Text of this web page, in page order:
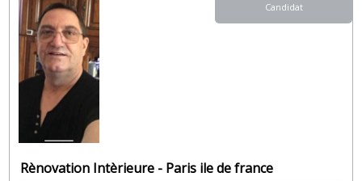
Rènovation Intèrieure - Paris ile de france
Candidat